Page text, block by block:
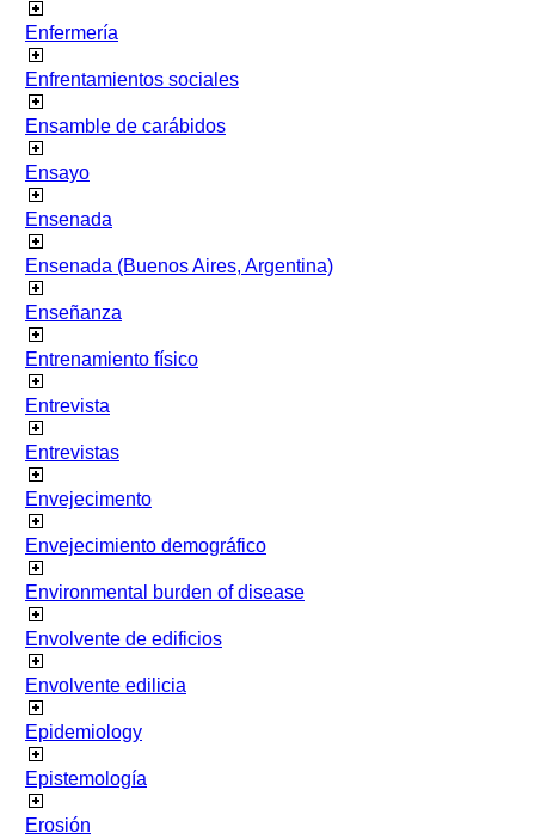
Enfermería
Enfrentamientos sociales
Ensamble de carábidos
Ensayo
Ensenada
Ensenada (Buenos Aires, Argentina)
Enseñanza
Entrenamiento físico
Entrevista
Entrevistas
Envejecimento
Envejecimiento demográfico
Environmental burden of disease
Envolvente de edificios
Envolvente edilicia
Epidemiology
Epistemología
Erosión